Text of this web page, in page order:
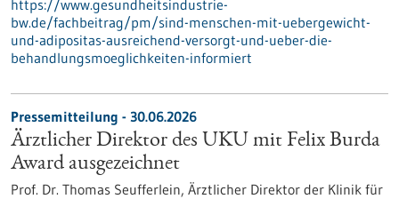
https://www.gesundheitsindustrie-
bw.de/fachbeitrag/pm/sind-menschen-mit-uebergewicht-
und-adipositas-ausreichend-versorgt-und-ueber-die-
behandlungsmoeglichkeiten-informiert
Pressemitteilung - 30.06.2026
Ärztlicher Direktor des UKU mit Felix Burda
Award ausgezeichnet
Prof. Dr. Thomas Seufferlein, Ärztlicher Direktor der Klinik für